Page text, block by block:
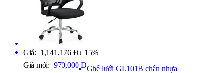
Giá: 1,141,176 Đ ↓ 15%
Giá mới: 970,000 ĐGhế lưới GL101B chân nhựa